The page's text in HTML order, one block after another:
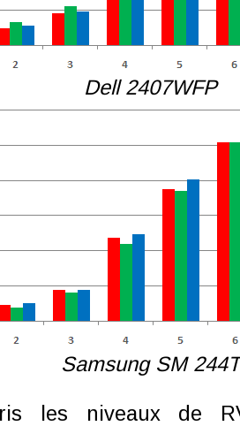
Dell 2407WFP
Samsung SM 244T
les niveaux de